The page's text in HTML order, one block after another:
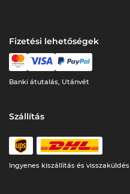
Fizetési lehetőségek
Banki átutalás, Utánvét
Szállítás
Ingyenes kiszállítás és visszaküldés